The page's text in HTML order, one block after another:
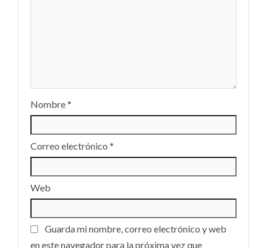
Nombre*
Correo electrónico *
Web
Guarda mi nombre, correo electrónico y web
en este navegador para la próxima vez que